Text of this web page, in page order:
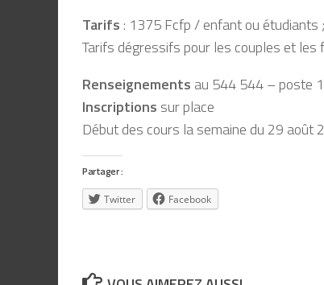
Tarifs : 1375 Fcfp / enfant ou
Tarifs dégressifs pour les couples et les
Renseignements au 544 544 – poste
Inscriptions sur place
Début des cours la semaine du 29 août
Partager :
Twitter Facebook